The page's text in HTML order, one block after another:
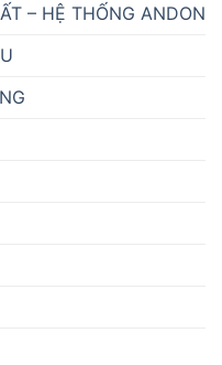
– HỆ THỐNG ANDON